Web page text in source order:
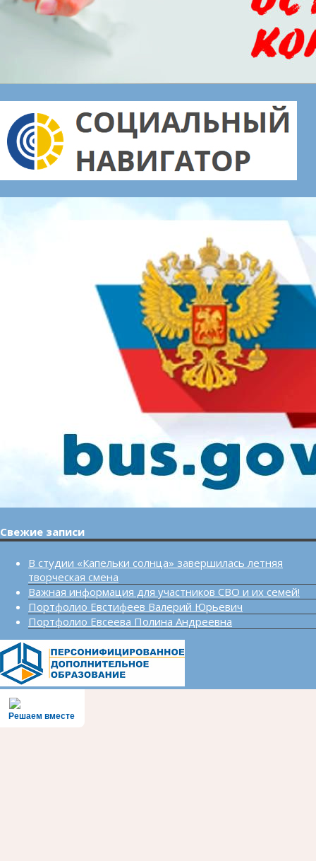
Свежие записи
В студии «Капельки солнца» завершилась летняя
творческая смена
Важная информация для участников СВО и их семей!
Портфолио Евстифеев Валерий Юрьевич
Портфолио Евсеева Полина Андреевна
Решаем вместе